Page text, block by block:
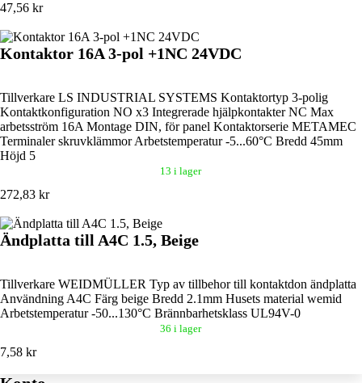
47,56 kr
Kontaktor 16A 3-pol +1NC 24VDC
Tillverkare LS INDUSTRIAL SYSTEMS Kontaktortyp 3-polig
Kontaktkonfiguration NO x3 Integrerade hjälpkontakter NC Max
arbetsström 16A Montage DIN, för panel Kontaktorserie METAMEC
Terminaler skruvklämmor Arbetstemperatur -5...60°C Bredd 45mm
Höjd 5
13 i lager
272,83 kr
Ändplatta till A4C 1.5, Beige
Tillverkare WEIDMÜLLER Typ av tillbehor till kontaktdon ändplatta
Användning A4C Färg beige Bredd 2.1mm Husets material wemid
Arbetstemperatur -50...130°C Brännbarhetsklass UL94V-0
36 i lager
7,58 kr